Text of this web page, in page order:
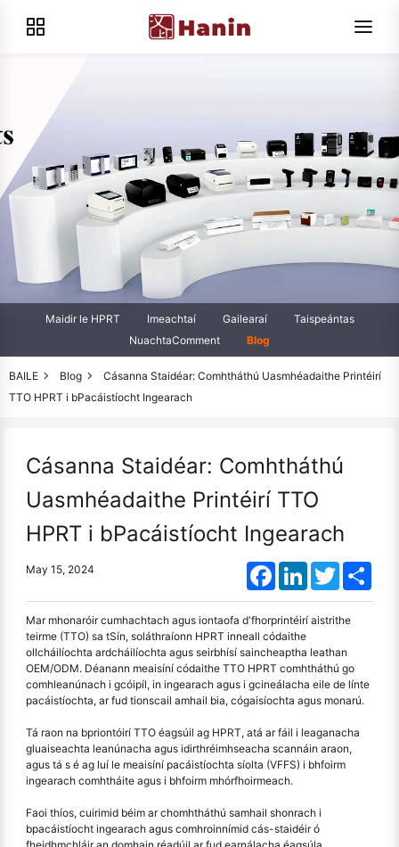
Maidir le HPRT Imeachtaí Gailearaí
Taispeántas
NuachtaComment
Blog
BAILE Blog
Cásanna Staidéar: Comhtháthú Uasmhéadaithe Printéirí
TTO HPRT i bPacáistíocht Ingearach
Cásanna Staidéar: Comhtháthú
Uasmhéadaithe Printéirí TTO
HPRT i bPacáistíocht Ingearach
May 15, 2024 FacebookLinkedInTwitter
Mar mhonaróir cumhachtach agus iontaofa d'fhorprintéirí aistrithe
teirme (TTO) sa tSín, soláthraíonn HPRT inneall códaithe
ollcháilíochta ardcháilíochta agus seirbhísí saincheaptha leathan
OEM/ODM. Déanann meaisíní códaithe TTO HPRT comhtháthú go
comhleanúnach i gcóipíl, in ingearach agus i gcineálacha eile de línte
pacáistíochta, ar fud tionscail amhail bia, cógaisíochta agus monarú.
Tá raon na bpriontóirí TTO éagsúil ag HPRT, atá ar fáil i leaganacha
gluaiseachta leanúnacha agus idirthréimhseacha scannáin araon,
agus tá s é ag luí le meaisíní pacáistíochta síolta (VFFS) i bhfoirm
ingearach comhtháite agus i bhfoirm mhórfhoirmeach.
Faoi thíos, cuirimid béim ar chomhtháthú samhail shonrach i
bpacáistíocht ingearach agus comhroinnímid cás-staidéir ó